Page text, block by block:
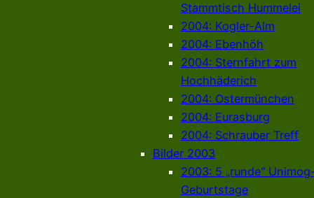
Stammtisch Hummelei
2004: Kogler-Alm
2004: Ebenhöh
2004: Sternfahrt zum
Hochhäderich
2004: Ostermünchen
2004: Eurasburg
2004: Schrauber Treff
Bilder 2003
2003: 5 „runde“
Geburtstage